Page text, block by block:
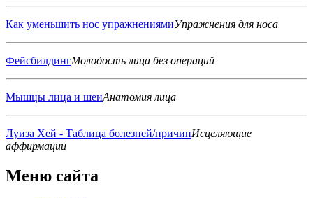
Как уменьшить нос упражнениямиУпражнения для носа
ФейсбилдингМолодость лица без операций
Мышцы лица и шеиАнатомия лица
Луиза Хей - Таблица болезней/причинИсцеляющие
аффирмации
Меню сайта